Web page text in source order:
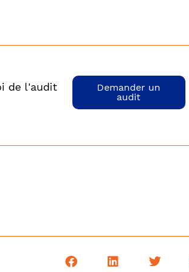
de l'audit
Demander un
audit